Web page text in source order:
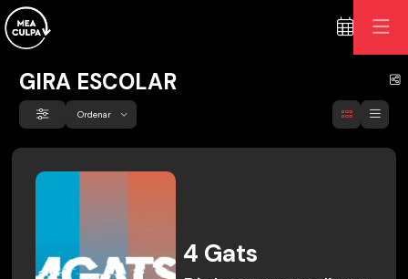
GIRA ESCOLAR
Filtrar Ordenar per
Ordenar
4 Gats